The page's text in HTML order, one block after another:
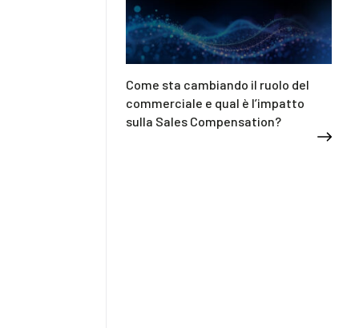
Come sta cambiando il ruolo del
commerciale e qual è l’impatto
sulla Sales Compensation?